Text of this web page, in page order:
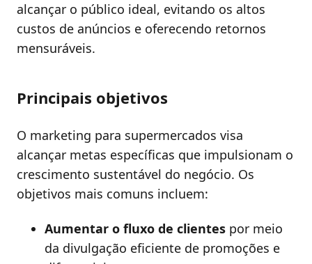
alcançar o público ideal, evitando os altos
custos de anúncios e oferecendo retornos
mensuráveis.
Principais objetivos
O marketing para supermercados visa
alcançar metas específicas que impulsionam o
crescimento sustentável do negócio. Os
objetivos mais comuns incluem:
Aumentar o fluxo de clientes por meio
da divulgação eficiente de promoções e